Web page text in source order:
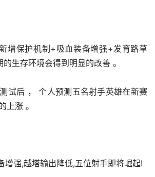
增保护机制+吸血装备增强+发育路草
生存环境会得到明显的改善 。
试后 ， 个人预测五名射手英雄在新赛
上涨 。